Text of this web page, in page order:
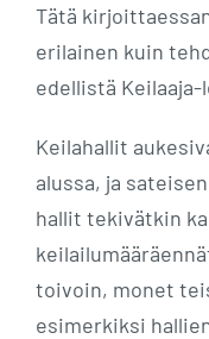
Tätä
erilainen kuin
edellistä
Keilahallit
alussa, ja
hallit tekivätkin
toivoin, monet
esimerkiksi